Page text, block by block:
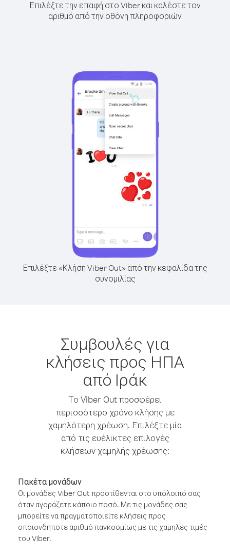
Επιλέξτε την επαφή στο Viber και καλέστε τον
αριθμό από την οθόνη πληροφοριών
Επιλέξτε «Κλήση Viber Out» από την κεφαλίδα της
συνομιλίας
Συμβουλές για
κλήσεις προς ΗΠΑ
από Ιράκ
Το Viber Out προσφέρει
περισσότερο χρόνο κλήσης με
χαμηλότερη χρέωση. Επιλέξτε μία
από τις ευέλικτες επιλογές
κλήσεων χαμηλής χρέωσης:
Πακέτα μονάδων
Οι μονάδες Viber Out προστίθενται στο υπόλοιπό σας
όταν αγοράζετε κάποιο ποσό. Με τις μονάδες σας
μπορείτε να πραγματοποιείτε κλήσεις προς
οποιονδήποτε αριθμό παγκοσμίως με τις χαμηλές τιμές
του Viber.